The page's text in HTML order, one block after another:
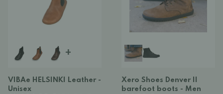
+
VIBAe HELSINKI Leather -
Unisex
Xero Shoes Denver II
barefoot boots - Men